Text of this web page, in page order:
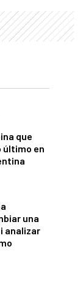
que
último en
una
analizar